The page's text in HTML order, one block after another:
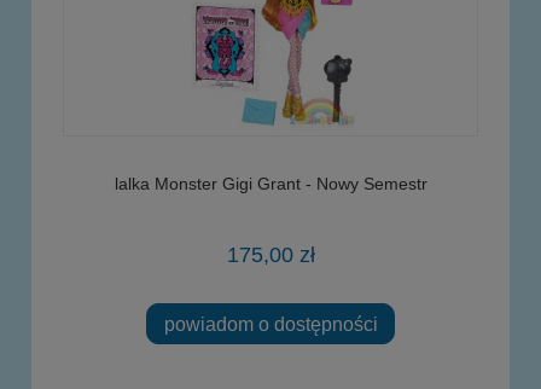
lalka Monster Gigi Grant - Nowy Semestr
175,00 zł
powiadom o dostępności